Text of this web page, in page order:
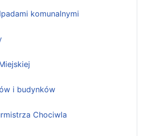
komunalnymi
i budynków
Chociwla